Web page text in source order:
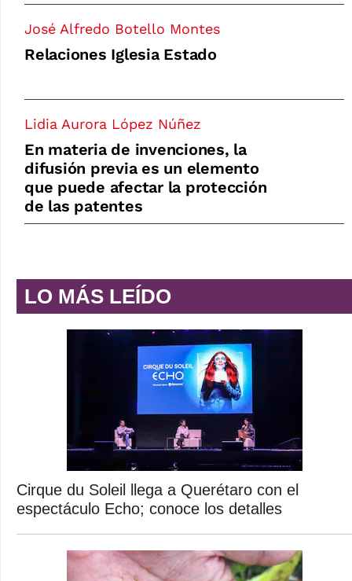
José Alfredo Botello Montes
Relaciones Iglesia Estado
Lidia Aurora López Núñez
En materia de invenciones, la
difusión previa es un elemento
que puede afectar la protección
de las patentes
LO MÁS LEÍDO
Cirque du Soleil llega a Querétaro con el
espectáculo Echo; conoce los detalles